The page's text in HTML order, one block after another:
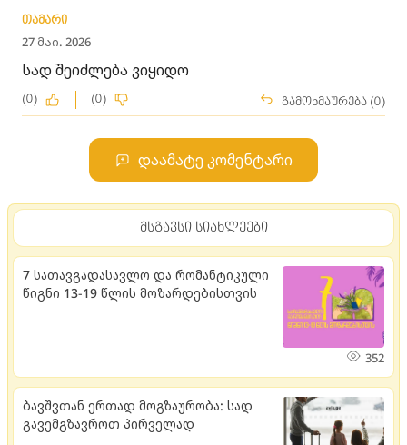
თამარი
27 მაი. 2026
სად შეიძლება ვიყიდო
(0) (0) გამოხმაურება (0)
დაამატე კომენტარი
მსგავსი სიახლეები
7 სათავგადასავლო და რომანტიკული
წიგნი 13-19 წლის მოზარდებისთვის
352
ბავშვთან ერთად მოგზაურობა: სად
გავემგზავროთ პირველად